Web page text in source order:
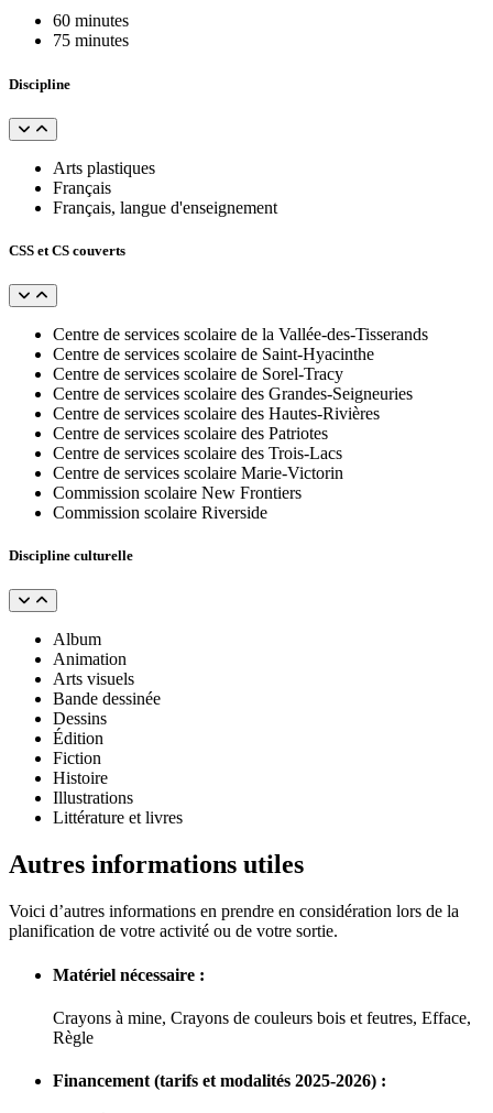
60 minutes
75 minutes
Discipline
Arts plastiques
Français
Français, langue d'enseignement
CSS et CS couverts
Centre de services scolaire de la Vallée-des-Tisserands
Centre de services scolaire de Saint-Hyacinthe
Centre de services scolaire de Sorel-Tracy
Centre de services scolaire des Grandes-Seigneuries
Centre de services scolaire des Hautes-Rivières
Centre de services scolaire des Patriotes
Centre de services scolaire des Trois-Lacs
Centre de services scolaire Marie-Victorin
Commission scolaire New Frontiers
Commission scolaire Riverside
Discipline culturelle
Album
Animation
Arts visuels
Bande dessinée
Dessins
Édition
Fiction
Histoire
Illustrations
Littérature et livres
Autres informations utiles
Voici d’autres informations en prendre en considération lors de la
planification de votre activité ou de votre sortie.
Matériel nécessaire :
Crayons à mine, Crayons de couleurs bois et feutres, Efface,
Règle
Financement (tarifs et modalités 2025-2026) :